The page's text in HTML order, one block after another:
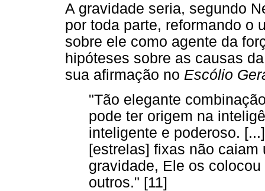
A gravidade seria, segundo
por toda parte, reformando o
sobre ele como agente da
hipóteses sobre as causas
sua afirmação no Escólio
"Tão elegante
pode ter origem na
inteligente e poderoso.
[estrelas] fixas não
gravidade, Ele os
outros." [11]